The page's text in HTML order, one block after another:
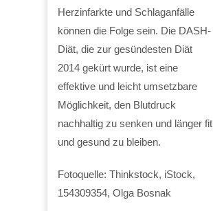
Herzinfarkte und Schlaganfälle
können die Folge sein. Die DASH-
Diät, die zur gesündesten Diät
2014 gekürt wurde, ist eine
effektive und leicht umsetzbare
Möglichkeit, den Blutdruck
nachhaltig zu senken und länger fit
und gesund zu bleiben.
Fotoquelle: Thinkstock, iStock,
154309354, Olga Bosnak